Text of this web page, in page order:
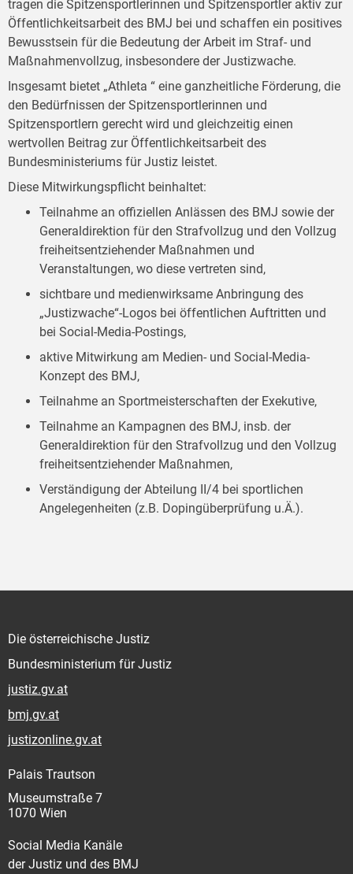
tragen die Spitzensportlerinnen und Spitzensportler aktiv zur
Öffentlichkeitsarbeit des BMJ bei und schaffen ein positives
Bewusstsein für die Bedeutung der Arbeit im Straf- und
Maßnahmenvollzug, insbesondere der Justizwache.
Insgesamt bietet „Athleta “ eine ganzheitliche Förderung, die
den Bedürfnissen der Spitzensportlerinnen und
Spitzensportlern gerecht wird und gleichzeitig einen
wertvollen Beitrag zur Öffentlichkeitsarbeit des
Bundesministeriums für Justiz leistet.
Diese Mitwirkungspflicht beinhaltet:
Teilnahme an offiziellen Anlässen des BMJ sowie der
Generaldirektion für den Strafvollzug und den Vollzug
freiheitsentziehender Maßnahmen und
Veranstaltungen, wo diese vertreten sind,
sichtbare und medienwirksame Anbringung des
„Justizwache“-Logos bei öffentlichen Auftritten und
bei Social-Media-Postings,
aktive Mitwirkung am Medien- und Social-Media-
Konzept des BMJ,
Teilnahme an Sportmeisterschaften der Exekutive,
Teilnahme an Kampagnen des BMJ, insb. der
Generaldirektion für den Strafvollzug und den Vollzug
freiheitsentziehender Maßnahmen,
Verständigung der Abteilung II/4 bei sportlichen
Angelegenheiten (z.B. Dopingüberprüfung u.Ä.).
Die österreichische Justiz
Bundesministerium für Justiz
justiz.gv.at
bmj.gv.at
justizonline.gv.at
Palais Trautson
Museumstraße 7
1070 Wien
Social Media Kanäle
der Justiz und des BMJ